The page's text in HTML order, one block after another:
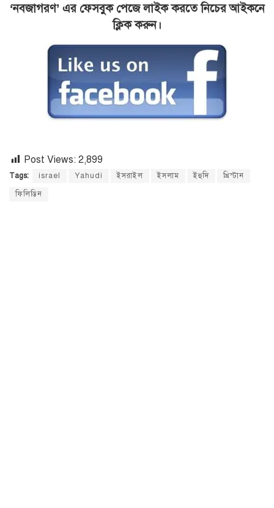
‘নবজাগরণ’ এর ফেসবুক পেজে লাইক করতে নিচের আইকনে
ক্লিক করুন।
Post Views: 2,899
Tags: israel Yahudi ইসরাইল ইসলাম ইহুদি খ্রিস্টান
ফিলিস্তিন